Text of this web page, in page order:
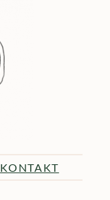
KONTAKT